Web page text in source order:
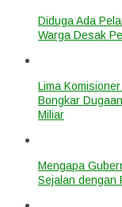
Diduga Ada
Warga Desak
Lima
Bongkar
Miliar
Mengapa
Sejalan dengan